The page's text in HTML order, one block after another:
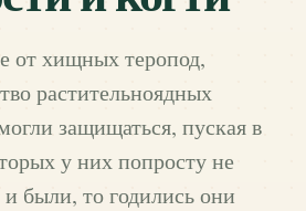
от хищных теропод,
растительноядных
защищаться, пуская в
у них попросту не
были, то годились они